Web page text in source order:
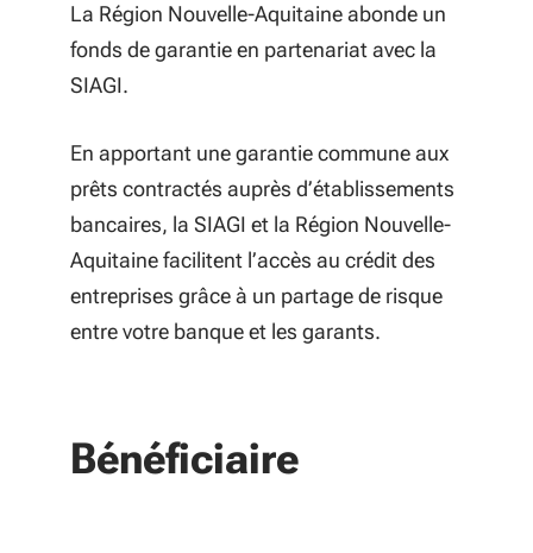
La Région Nouvelle-Aquitaine abonde un
fonds de garantie en partenariat avec la
SIAGI.
En apportant une garantie commune aux
prêts contractés auprès d’établissements
bancaires, la SIAGI et la Région Nouvelle-
Aquitaine facilitent l’accès au crédit des
entreprises grâce à un partage de risque
entre votre banque et les garants.
Bénéficiaire